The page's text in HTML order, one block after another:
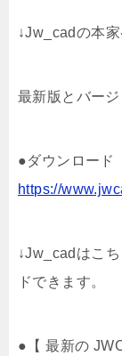
↓Jw_cadの本家
最新版とバー
●ダウンロード
https://
↓Jw_cadはこ
ドできます。
●【 最新の